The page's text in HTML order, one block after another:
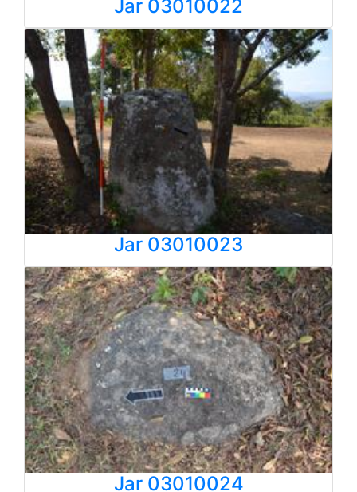
Jar 03010022
Jar 03010023
Jar 03010024